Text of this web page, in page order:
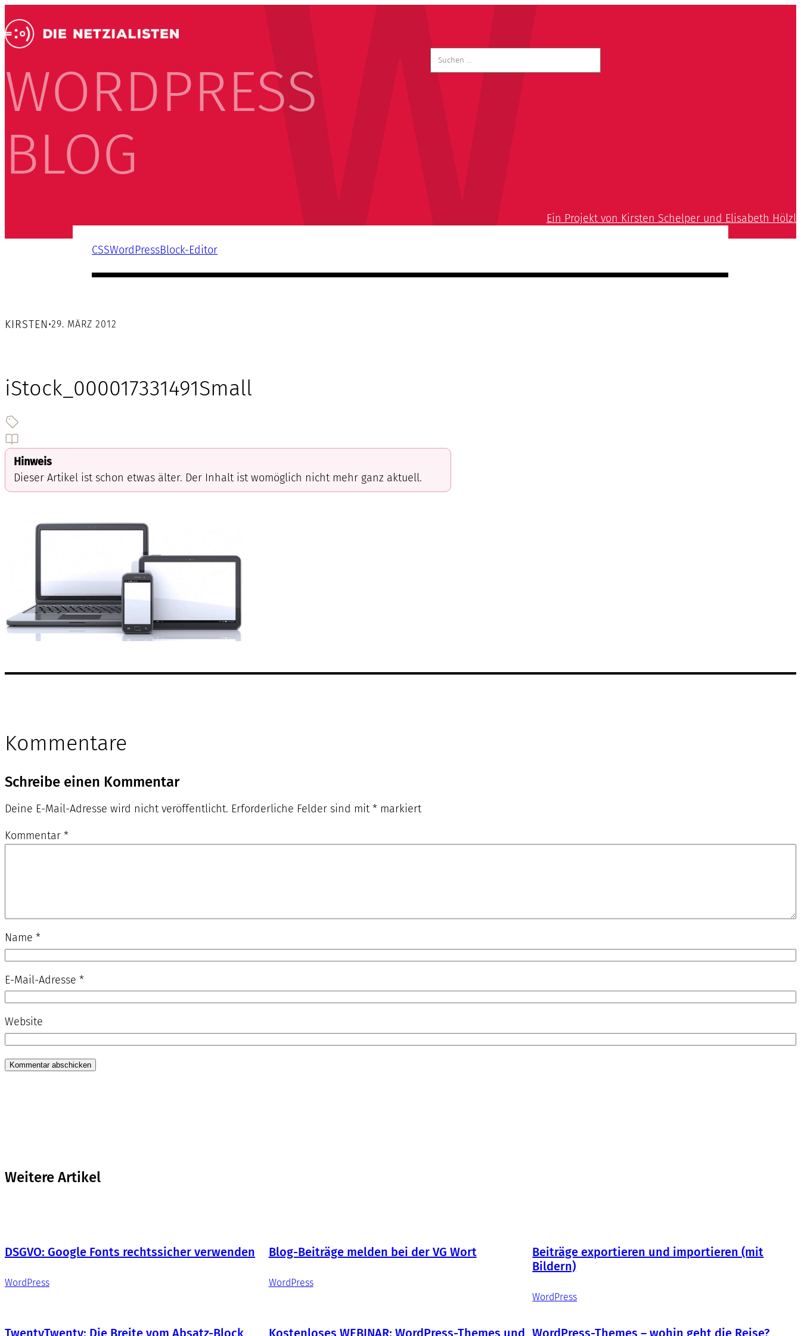
WORDPRESS
BLOG
nach:
Ein Projekt von Kirsten Schelper und Elisabeth Hölzl
CSSWordPressBlock-Editor
KIRSTEN•29. MÄRZ 2012
iStock_000017331491Small
Hinweis
Dieser Artikel ist schon etwas älter. Der Inhalt ist womöglich nicht mehr ganz aktuell.
Kommentare
Schreibe einen Kommentar
Deine E-Mail-Adresse wird nicht veröffentlicht. Erforderliche Felder sind mit * markiert
Kommentar *
Name *
E-Mail-Adresse *
Website
Weitere Artikel
DSGVO: Google Fonts rechtssicher verwenden
WordPress
Blog-Beiträge melden bei der VG Wort
WordPress
Beiträge exportieren und importieren (mit
Bildern)
WordPress